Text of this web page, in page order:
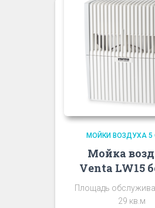
МОЙКИ ВОЗДУХА 5
Мойка
Venta LW15
Площадь
29 кв.м